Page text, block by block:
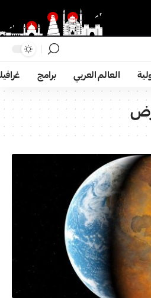
العالم العربي برامج